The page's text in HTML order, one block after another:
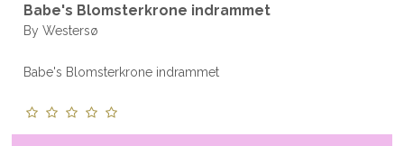
Babe's Blomsterkrone indrammet
By Westersø
Babe's Blomsterkrone indrammet